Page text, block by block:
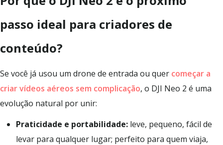
passo ideal para criadores de
conteúdo?
Se você já usou um drone de entrada ou quer começar a
criar vídeos aéreos sem complicação, o DJI Neo 2 é uma
evolução natural por unir:
Praticidade e portabilidade: leve, pequeno, fácil de
levar para qualquer lugar; perfeito para quem viaja,